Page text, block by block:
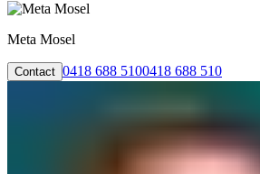
Meta Mosel
Contact 0418 688 5100418 688 510